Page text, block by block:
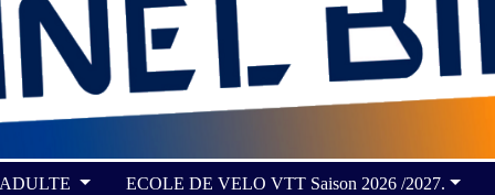
ECOLE DE VELO VTT Saison 2026 /2027.